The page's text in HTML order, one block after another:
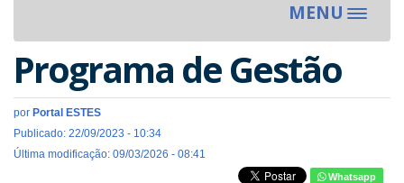
MENU
Toggle
Programa de Gestão
por Portal ESTES
Publicado: 22/09/2023 - 10:34
Última modificação: 09/03/2026 - 08:41
Whatsapp